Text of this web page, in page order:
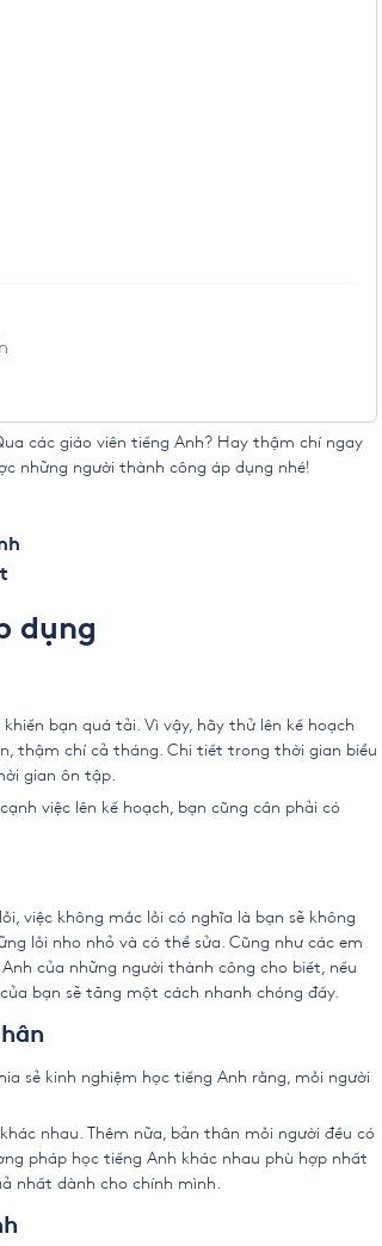
các giáo viên tiếng Anh? Hay thậm chí ngay
những người thành công áp dụng nhé!
dụng
bạn quá tải. Vì vậy, hãy thử lên kế hoạch
thậm chí cả tháng. Chi tiết trong thời gian biểu
gian ôn tập.
việc lên kế hoạch, bạn cũng cần phải có
việc không mắc lỗi có nghĩa là bạn sẽ không
lỗi nho nhỏ và có thể sửa. Cũng như các em
của những người thành công cho biết, nếu
bạn sẽ tăng một cách nhanh chóng đấy.
sẻ kinh nghiệm học tiếng Anh rằng, mỗi người
nhau. Thêm nữa, bản thân mỗi người đều có
pháp học tiếng Anh khác nhau phù hợp nhất
nhất dành cho chính mình.